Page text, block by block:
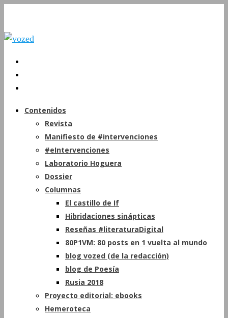
Contenidos
Revista
Manifiesto de #intervenciones
#eIntervenciones
Laboratorio Hoguera
Dossier
Columnas
El castillo de If
Hibridaciones sinápticas
Reseñas #literaturaDigital
80P1VM: 80 posts en 1 vuelta al mundo
blog vozed (de la redacción)
blog de Poesía
Rusia 2018
Proyecto editorial: ebooks
Hemeroteca